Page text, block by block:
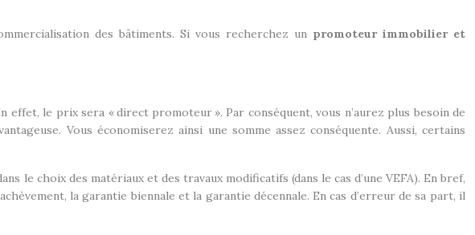
des bâtiments. Si vous recherchez un promoteur immobilier et
le prix sera « direct promoteur ». Par conséquent, vous n’aurez plus besoin de
Vous économiserez ainsi une somme assez conséquente. Aussi, certains
choix des matériaux et des travaux modificatifs (dans le cas d’une VEFA). En bref,
la garantie biennale et la garantie décennale. En cas d’erreur de sa part, il